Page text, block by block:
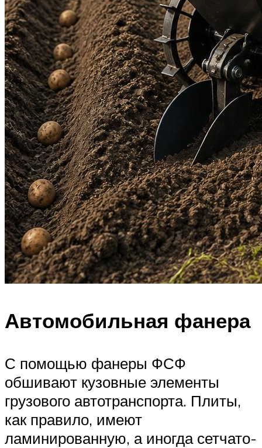
Автомобильная фанера
С помощью фанеры ФСФ
обшивают кузовные элементы
грузового автотранспорта. Плиты,
как правило, имеют
ламинированную, а иногда сетчато-